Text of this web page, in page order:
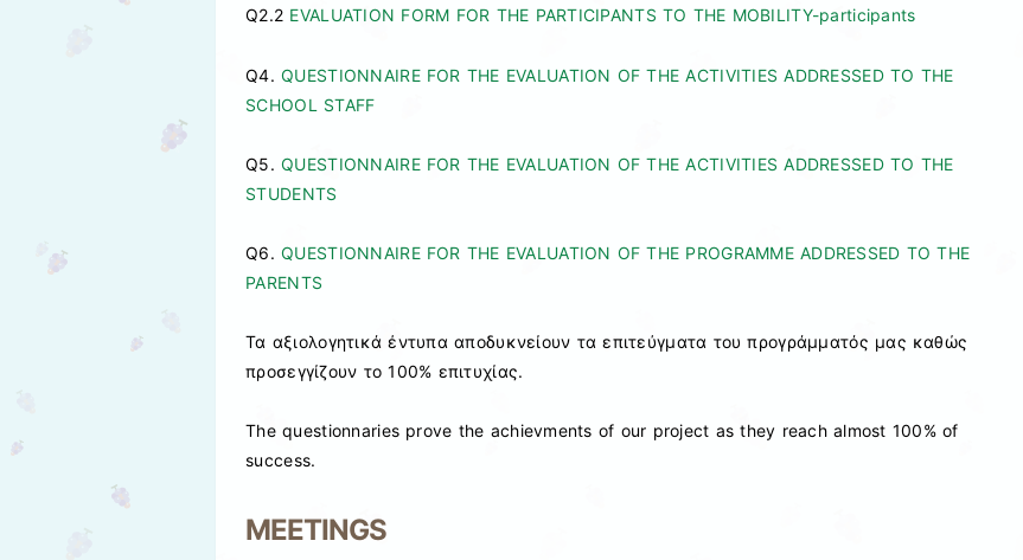
Q2.2 EVALUATION FORM FOR THE PARTICIPANTS TO THE MOBILITY-participants
Q4.QUESTIONNAIRE FOR THE EVALUATION OF THE ACTIVITIES ADDRESSED TO THE
SCHOOL STAFF
Q5. QUESTIONNAIRE FOR THE EVALUATION OF THE ACTIVITIES ADDRESSED TO THE
STUDENTS
Q6.QUESTIONNAIRE FOR THE EVALUATION OF THE PROGRAMME ADDRESSED TO THE
PARENTS
Τα αξιολογητικά έντυπα αποδυκνείουν τα επιτεύγματα του προγράμματός μας καθώς
προσεγγίζουν το 100% επιτυχίας.
The questionnaries prove the achievments of our project as they reach almost 100% of
success.
MEETINGS